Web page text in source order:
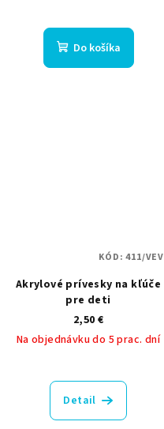
Do košíka
Akrylové prívesky na kľúče
pre deti
2,50 €
Na objednávku do 5 prac. dní
Detail
KÓD:411/VEV